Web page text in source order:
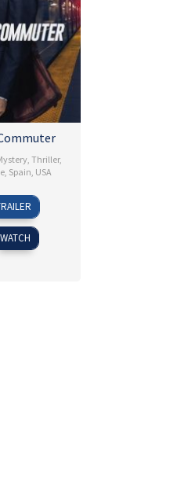
, Thriller,
, Spain, USA
11
Jan
2018
Gayle
Dickie
WATCH